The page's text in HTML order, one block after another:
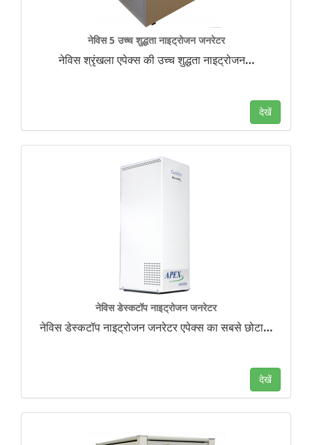
नेविस 5 उच्च शुद्धता नाइट्रोजन जनरेटर
नेविस श्रृंखला एपेक्स की उच्च शुद्धता नाइट्रोजन…
देखें
नेविस डेस्कटॉप नाइट्रोजन जनरेटर
नेविस डेस्कटॉप नाइट्रोजन जनरेटर एपेक्स का सबसे छोटा…
देखें